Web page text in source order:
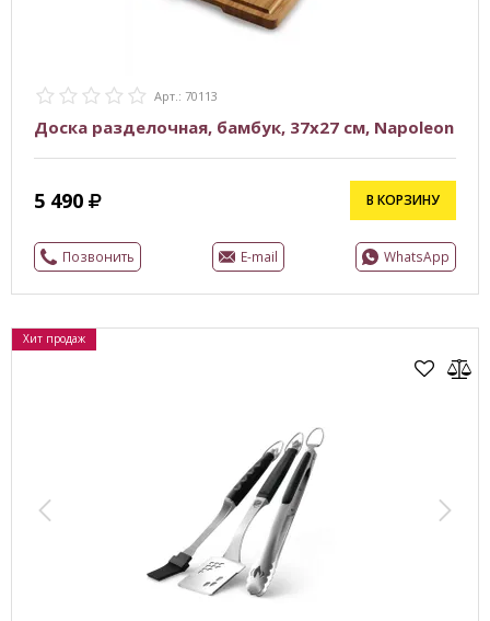
Арт.: 70113
Доска разделочная, бамбук, 37х27 см, Napoleon
5 490 В КОРЗИНУ
Позвонить E-mail WhatsApp
Хит продаж